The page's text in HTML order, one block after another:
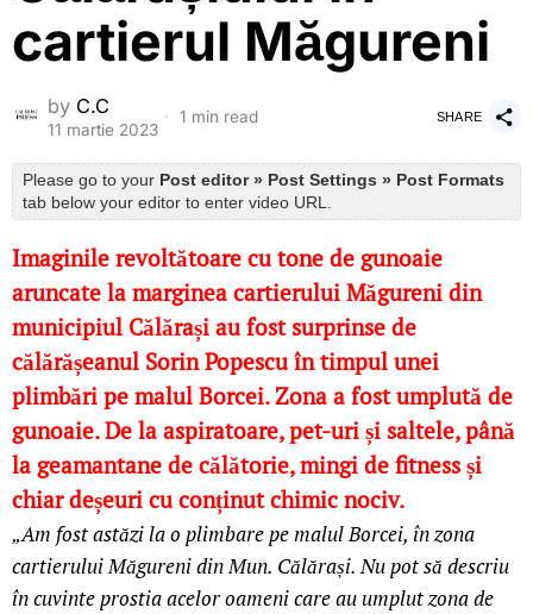
cartierul Măgureni
by C.C
11 martie 2023
1 min read SHARE
Please go to your Post editor » Post Settings » Post Formats
tab below your editor to enter video URL.
Imaginile revoltătoare cu tone de gunoaie
aruncate la marginea cartierului Măgureni din
municipiul Călărași au fost surprinse de
călărășeanul Sorin Popescu în timpul unei
plimbări pe malul Borcei. Zona a fost umplută de
gunoaie. De la aspiratoare, pet-uri și saltele, până
la geamantane de călătorie, mingi de fitness și
chiar deșeuri cu conținut chimic nociv.
„Am fost astăzi la o plimbare pe malul Borcei, în zona
cartierului Măgureni din Mun. Călărași. Nu pot să descriu
în cuvinte prostia acelor oameni care au umplut zona de